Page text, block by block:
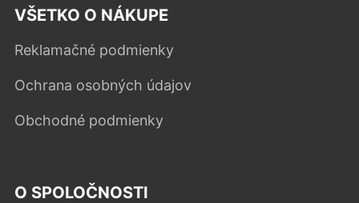
VŠETKO O NÁKUPE
Reklamačné podmienky
Ochrana osobných údajov
Obchodné podmienky
O SPOLOČNOSTI